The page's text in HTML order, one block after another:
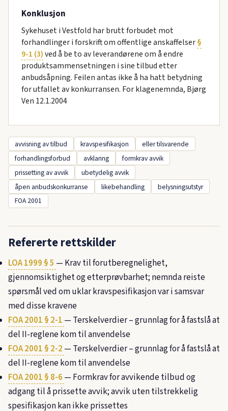
Konklusjon
Sykehuset i Vestfold har brutt forbudet mot
forhandlinger i forskrift om offentlige anskaffelser§
9-1 (3)ved å be to av leverandørene om å endre
produktsammensetningen i sine tilbud etter
anbudsåpning. Feilen antas ikke å ha hatt betydning
for utfallet av konkurransen. For klagenemnda, Bjørg
Ven 12.1.2004
avvisning av tilbud kravspesifikasjon
eller tilsvarende
forhandlingsforbud
avklaring
formkrav avvik
prissetting av avvik
ubetydelig avvik
åpen anbudskonkurranse
likebehandling
belysningsutstyr
FOA 2001
Refererte rettskilder
LOA 1999 § 5 — Krav til forutberegnelighet,
gjennomsiktighet og etterprøvbarhet; nemnda reiste
spørsmål ved om uklar kravspesifikasjon var i samsvar
med disse kravene
FOA 2001 § 2-1 — Terskelverdier – grunnlag for å fastslå at
del II-reglene kom til anvendelse
FOA 2001 § 2-2 — Terskelverdier – grunnlag for å fastslå at
del II-reglene kom til anvendelse
FOA 2001 § 8-6 — Formkrav for avvikende tilbud og
adgang til å prissette avvik; avvik uten tilstrekkelig
spesifikasjon kan ikke prissettes